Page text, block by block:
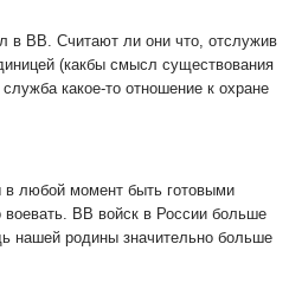
в ВВ. Считают ли они что, отслужив
(какбы смысл существования
какое-то отношение к охране
в любой момент быть готовыми
воевать. ВВ войск в России больше
нашей родины значительно больше